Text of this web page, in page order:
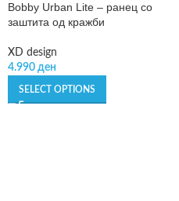
Bobby Urban Lite – ранец со
заштита од кражби
XD design
4.990 ден
SELECT OPTIONS